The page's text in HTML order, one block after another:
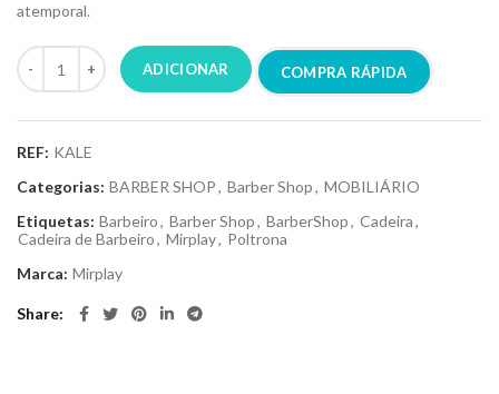
atemporal.
ADICIONAR COMPRA RÁPIDA
REF: KALE
Categorias: BARBER SHOP, Barber Shop, MOBILIÁRIO
Etiquetas: Barbeiro, Barber Shop, BarberShop, Cadeira,
Cadeira de Barbeiro, Mirplay, Poltrona
Marca: Mirplay
Share